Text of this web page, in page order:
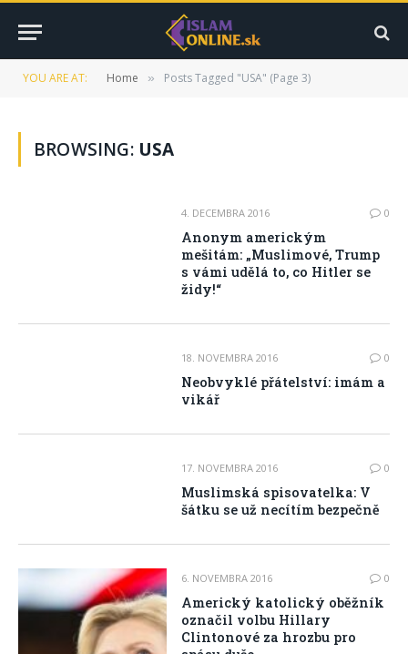
YOU ARE AT: Home » Posts Tagged "USA" (Page 3)
BROWSING: USA
4. DECEMBRA 2016 0
Anonym americkým
mešitám: „Muslimové, Trump
s vámi udělá to, co Hitler se
židy!“
18. NOVEMBRA 2016 0
Neobvyklé přátelství: imám a
vikář
17. NOVEMBRA 2016 0
Muslimská spisovatelka: V
šátku se už necítím bezpečně
6. NOVEMBRA 2016 0
Americký katolický oběžník
označil volbu Hillary
Clintonové za hrozbu pro